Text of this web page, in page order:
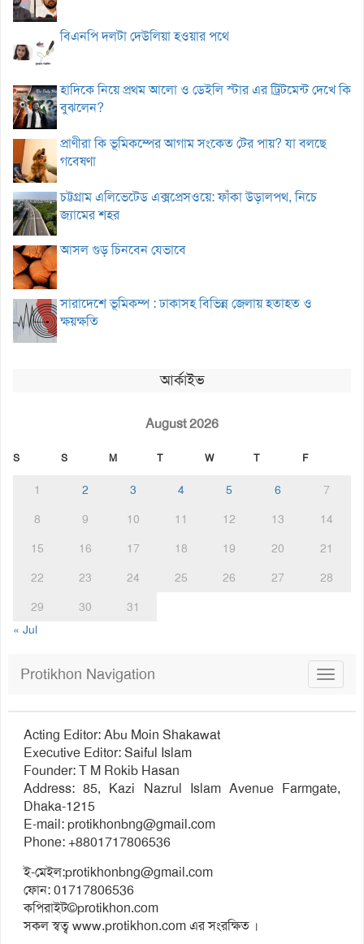
বিএনপি দলটা দেউলিয়া হওয়ার পথে
হাদিকে নিয়ে প্রথম আলো ও ডেইলি স্টার এর ট্রিটমেন্ট দেখে কি
বুঝলেন?
প্রাণীরা কি ভূমিকম্পের আগাম সংকেত টের পায়? যা বলছে
গবেষণা
চট্টগ্রাম এলিভেটেড এক্সপ্রেসওয়ে: ফাঁকা উড়ালপথ, নিচে
জ্যামের শহর
আসল গুড় চিনবেন যেভাবে
সারাদেশে ভূমিকম্প : ঢাকাসহ বিভিন্ন জেলায় হতাহত ও
ক্ষয়ক্ষতি
আর্কাইভ
August 2026
S S M T W T F
1 2 3 4 5 6
7
8
9 10 11 12 13
14
15
16 17 18 19 20
21
22
23 24 25 26 27
28
29
30
31
« Jul
Toggle
Protikhon Navigation
Acting Editor: Abu Moin Shakawat
Executive Editor: Saiful Islam
Founder: T M Rokib Hasan
Address: 85, Kazi Nazrul Islam Avenue Farmgate,
Dhaka-1215
E-mail:protikhonbng@gmail.com
Phone: +8801717806536
ই-মেইল:protikhonbng@gmail.com
ফোন: 01717806536
কপিরাইট©protikhon.com
সকল স্বত্ব www.protikhon.com এর সংরক্ষিত ।